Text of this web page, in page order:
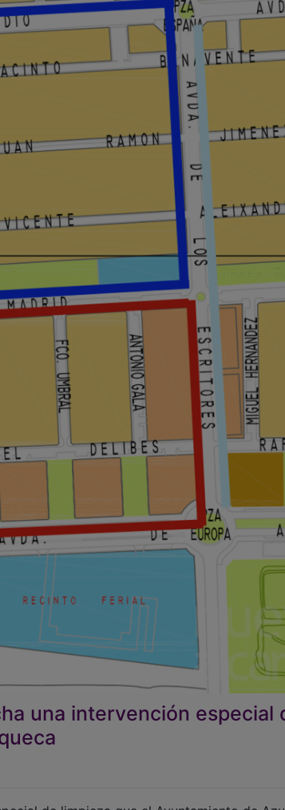
una intervención especial